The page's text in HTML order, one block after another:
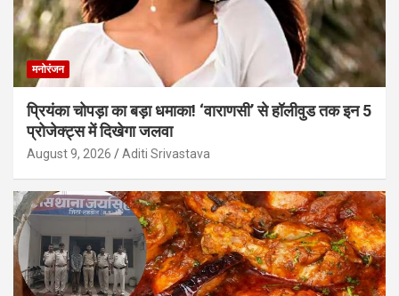
मनोरंजन
प्रियंका चोपड़ा का बड़ा धमाका! ‘वाराणसी’ से हॉलीवुड तक इन 5
प्रोजेक्ट्स में दिखेगा जलवा
August 9, 2026 Aditi Srivastava